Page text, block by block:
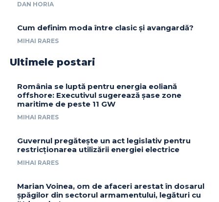
DAN HORIA
Cum definim moda între clasic și avangardă?
MIHAI RARES
Ultimele postari
România se luptă pentru energia eoliană
offshore: Executivul sugerează șase zone
maritime de peste 11 GW
MIHAI RARES
Guvernul pregătește un act legislativ pentru
restricționarea utilizării energiei electrice
MIHAI RARES
Marian Voinea, om de afaceri arestat în dosarul
șpăgilor din sectorul armamentului, legături cu